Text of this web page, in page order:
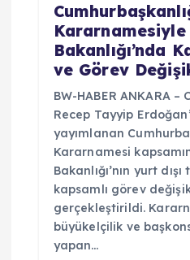
Kararnamesiyle
Bakanlığı’nda
ve Görev
BW-HABER ANKARA –
Recep Tayyip
yayımlanan
Kararnamesi
Bakanlığı’nın yurt
kapsamlı görev
gerçekleştirildi.
büyükelçilik ve
yapan…